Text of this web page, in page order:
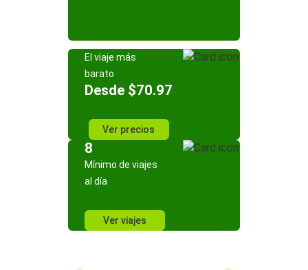
El viaje más
barato
Desde $70.97
Ver precios
8
Mínimo de viajes
al día
Ver viajes